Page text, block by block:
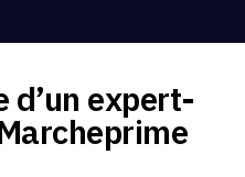
d’un expert-